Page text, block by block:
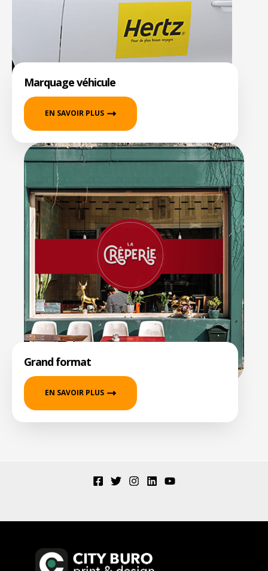
Marquage véhicule
EN SAVOIR PLUS
Grand format
EN SAVOIR PLUS